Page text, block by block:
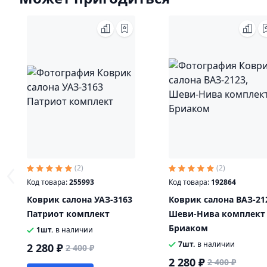
(2)
Код товара:255993
Коврик салона УАЗ-3163
Патриот комплект
1шт. в наличии
2 280 ₽ 2 400 ₽
(2)
Код товара: 192864
Коврик салона ВАЗ-
Шеви-Нива комплект
Бриаком
7шт. в наличии
2 280 ₽ 2 400 ₽